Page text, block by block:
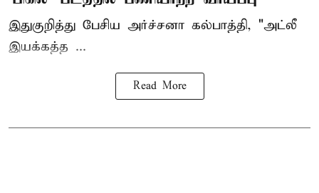
இதுகுறித்து பேசிய அர்ச்சனா கல்பாத்தி, "அட்லீ
இயக்கத்த ...
Read More